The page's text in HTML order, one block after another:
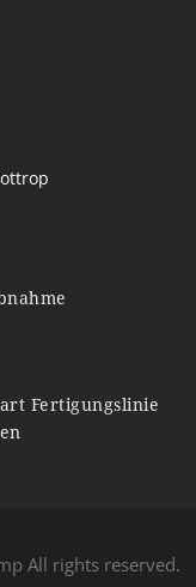
Fertigungslinie
All rights reserved.